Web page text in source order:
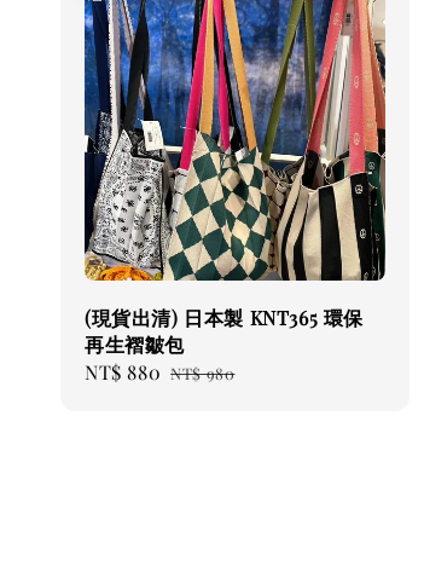
(現貨出清) 日本製 KNT365 環保
再生褶皺包
Sale
NT$ 880 Regular
NT$ 980